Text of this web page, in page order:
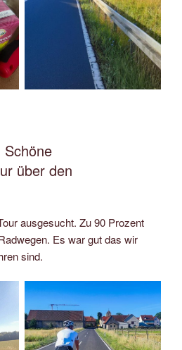
Schöne
über den
ausgesucht. Zu 90 Prozent
Es war gut das wir
sind.